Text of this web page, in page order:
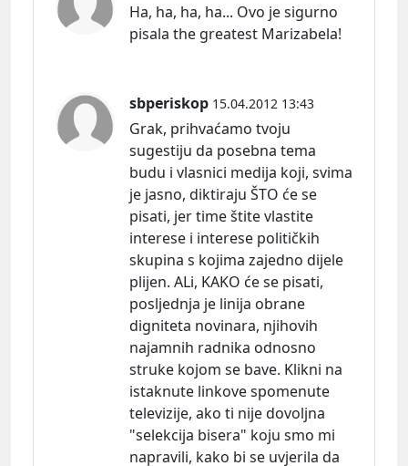
Ha, ha, ha, ha... Ovo je sigurno
pisala the greatest Marizabela!
sbperiskop 15.04.2012 13:43
Grak, prihvaćamo tvoju
sugestiju da posebna tema
budu i vlasnici medija koji, svima
je jasno, diktiraju ŠTO će se
pisati, jer time štite vlastite
interese i interese političkih
skupina s kojima zajedno dijele
plijen. ALi, KAKO će se pisati,
posljednja je linija obrane
digniteta novinara, njihovih
najamnih radnika odnosno
struke kojom se bave. Klikni na
istaknute linkove spomenute
televizije, ako ti nije dovoljna
"selekcija bisera" koju smo mi
napravili, kako bi se uvjerila da